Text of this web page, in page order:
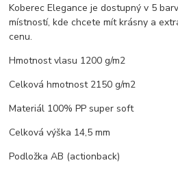
Koberec Elegance je dostupný v 5
místností, kde chcete mít krásny a
cenu.
Hmotnost vlasu 1200 g/m2
Celková hmotnost 2150 g/m2
Materiál 100% PP super soft
Celková výška 14,5 mm
Podložka AB (actionback)